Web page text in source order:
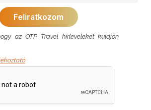
az OTP Travel hírleveleket küldjön